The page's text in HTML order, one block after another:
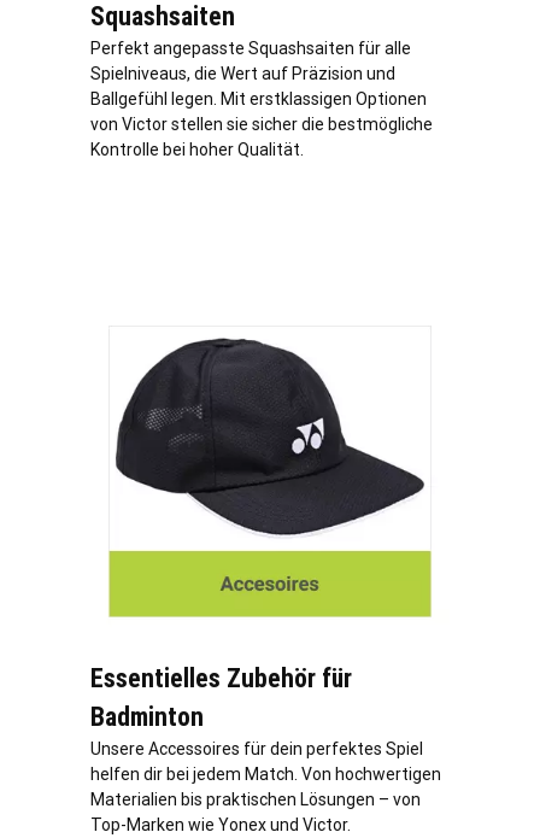
Squashsaiten
Perfekt angepasste Squashsaiten für alle
Spielniveaus, die Wert auf Präzision und
Ballgefühl legen. Mit erstklassigen Optionen
von Victor stellen sie sicher die bestmögliche
Kontrolle bei hoher Qualität.
Essentielles Zubehör für
Badminton
Unsere Accessoires für dein perfektes Spiel
helfen dir bei jedem Match. Von hochwertigen
Materialien bis praktischen Lösungen – von
Top-Marken wie Yonex und Victor.